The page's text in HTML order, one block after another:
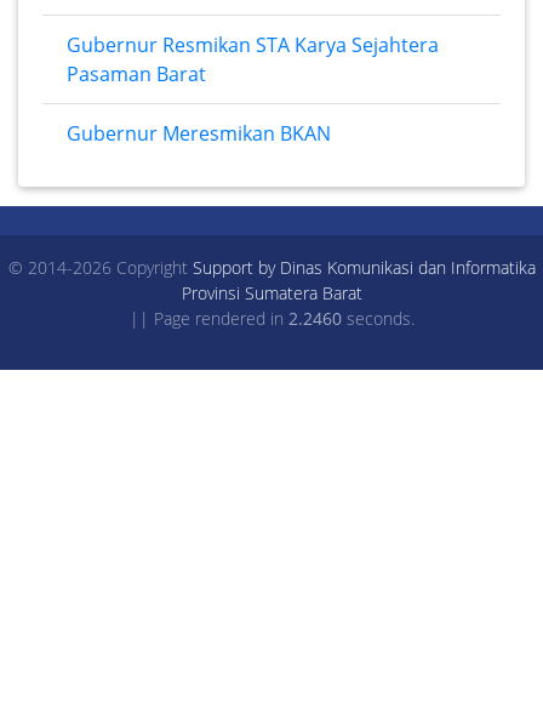
Gubernur Resmikan STA Karya Sejahtera
Pasaman Barat
Gubernur Meresmikan BKAN
© 2014-2026 Copyright Support by Dinas Komunikasi dan Informatika
Provinsi Sumatera Barat
|| Page rendered in 2.2460seconds.